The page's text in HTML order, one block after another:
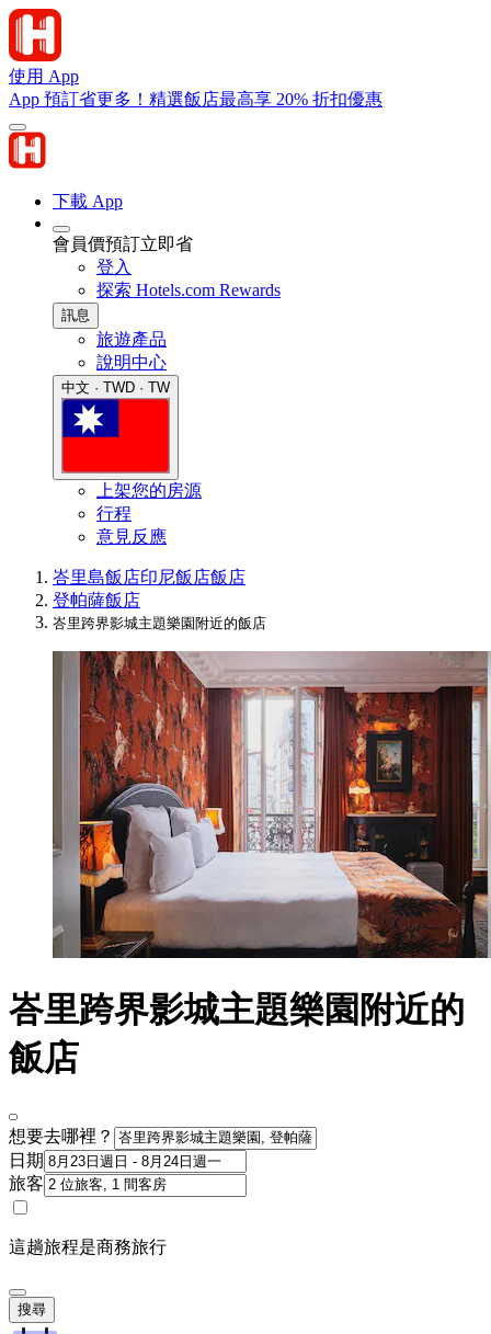
使用 App
App 預訂省更多！精選飯店最高享 20% 折扣優惠
下載 App
會員價預訂立即省
登入
探索 Hotels.com Rewards
訊息
旅遊產品
說明中心
中文 · TWD · TW
上架您的房源
行程
意見反應
峇里島飯店印尼飯店飯店
登帕薩飯店
峇里跨界影城主題樂園附近的飯店
峇里跨界影城主題樂園附近的
飯店
想要去哪裡？
日期
旅客
這趟旅程是商務旅行
搜尋